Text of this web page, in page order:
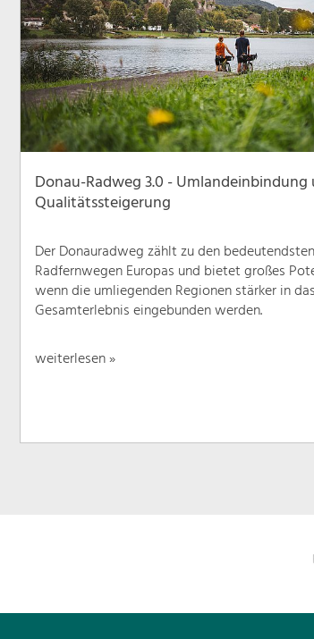
Donau-Radweg 3.0 - Umlandeinbindung
Qualitätssteigerung
Der Donauradweg zählt zu den bedeutendsten
Radfernwegen Europas und bietet großes
wenn die umliegenden Regionen stärker in das
Gesamterlebnis eingebunden werden.
weiterlesen »